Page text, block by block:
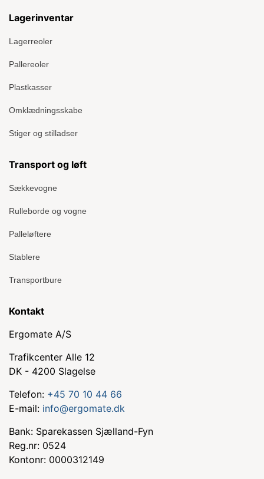
Lagerinventar
Lagerreoler
Pallereoler
Plastkasser
Omklædningsskabe
Stiger og stilladser
Transport og løft
Sækkevogne
Rulleborde og vogne
Palleløftere
Stablere
Transportbure
Kontakt
Ergomate A/S
Trafikcenter Alle 12
DK - 4200 Slagelse
Telefon: +45 70 10 44 66
E-mail: info@ergomate.dk
Bank: Sparekassen Sjælland-Fyn
Reg.nr: 0524
Kontonr: 0000312149